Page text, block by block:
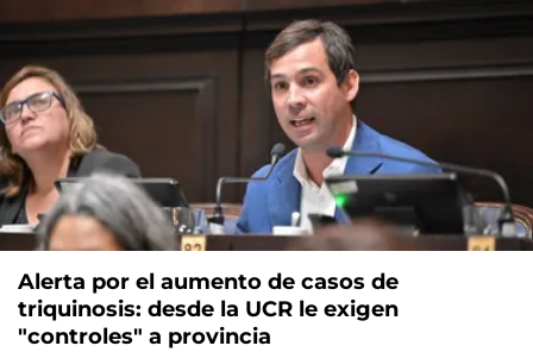
Alerta por el aumento de casos de
triquinosis: desde la UCR le exigen
"controles" a provincia